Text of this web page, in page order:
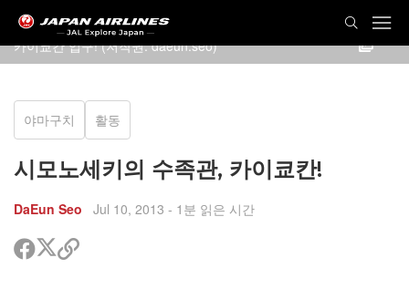
카이쿄칸 입구! (저작권: daeun.seo)
야마구치 활동
시모노세키의 수족관, 카이쿄칸!
DaEun Seo Jul 10, 2013 - 1분 읽은 시간
페
트
위
공